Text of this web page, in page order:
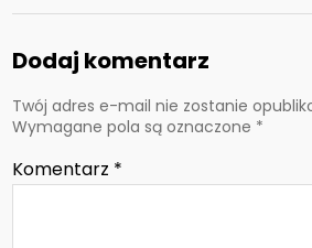
Dodaj komentarz
Twój adres e-mail nie zostanie
Wymagane pola są oznaczone *
Komentarz *